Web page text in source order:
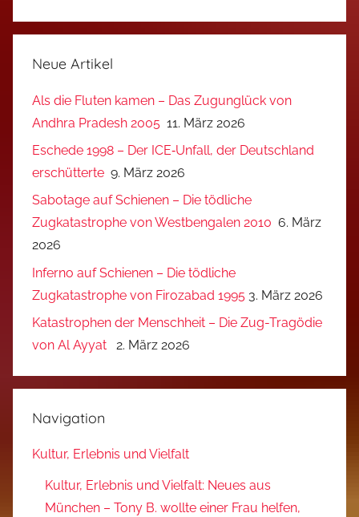
Neue Artikel
Als die Fluten kamen – Das Zugunglück von
Andhra Pradesh 2005 11. März 2026
Eschede 1998 – Der ICE‑Unfall, der Deutschland
erschütterte 9. März 2026
Sabotage auf Schienen – Die tödliche
Zugkatastrophe von Westbengalen 2010 6. März
2026
Inferno auf Schienen – Die tödliche
Zugkatastrophe von Firozabad 1995 3. März 2026
Katastrophen der Menschheit – Die Zug-Tragödie
von Al Ayyat
2. März 2026
Navigation
Kultur, Erlebnis und Vielfalt
Kultur, Erlebnis und Vielfalt: Neues aus
München – Tony B. wollte einer Frau helfen,